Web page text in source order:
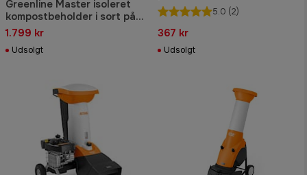
Greenline Master isoleret
kompostbeholder i sort på
375 liter
1.799 kr
Udsolgt
5.0 (2)
367 kr
Udsolgt